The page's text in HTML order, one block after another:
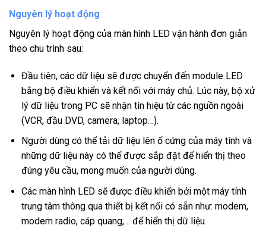
Nguyên lý hoạt động
Nguyên lý hoạt động của màn hình LED vận hành đơn giản
theo chu trình sau:
Đầu tiên, các dữ liệu sẽ được chuyển đến module LED
bằng bộ điều khiển và kết nối với máy chủ. Lúc này, bộ xử
lý dữ liệu trong PC sẽ nhận tín hiệu từ các nguồn ngoài
(VCR, đầu DVD, camera, laptop…).
Người dùng có thể tải dữ liệu lên ổ cứng của máy tính và
những dữ liệu này có thể được sắp đặt để hiển thị theo
đúng yêu cầu, mong muốn của người dùng.
Các màn hình LED sẽ được điều khiển bởi một máy tính
trung tâm thông qua thiết bị kết nối có sẵn như: modem,
modem radio, cáp quang,… để hiển thị dữ liệu.